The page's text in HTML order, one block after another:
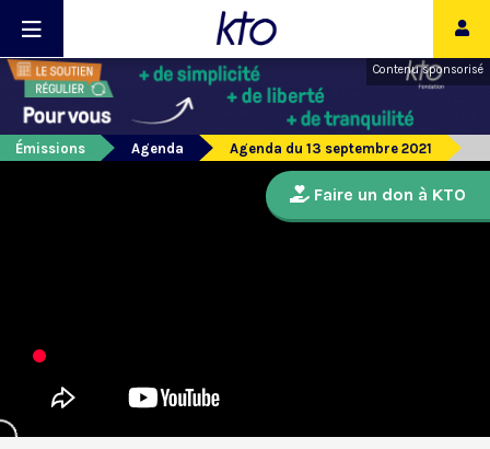
Contenu sponsorisé
Émissions Agenda Agenda du 13 septembre 2021
Faire un don à KTO